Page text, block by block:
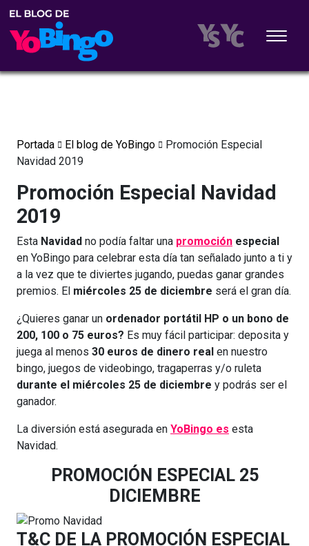
Portada El blog de YoBingo
Promoción Especial
Navidad 2019
Promoción Especial Navidad
2019
Esta Navidad no podía faltar una promoción especial
en YoBingo para celebrar esta día tan señalado junto a ti y
a la vez que te diviertes jugando, puedas ganar grandes
premios. El miércoles 25 de diciembre será el gran día.
¿Quieres ganar un ordenador portátil HP o un bono de
200, 100 o 75 euros? Es muy fácil participar: deposita y
juega al menos 30 euros de dinero real en nuestro
bingo, juegos de videobingo, tragaperras y/o ruleta
durante el miércoles 25 de diciembre y podrás ser el
ganador.
La diversión está asegurada en YoBingo es esta
Navidad.
PROMOCIÓN ESPECIAL 25
DICIEMBRE
T&C DE LA PROMOCIÓN ESPECIAL